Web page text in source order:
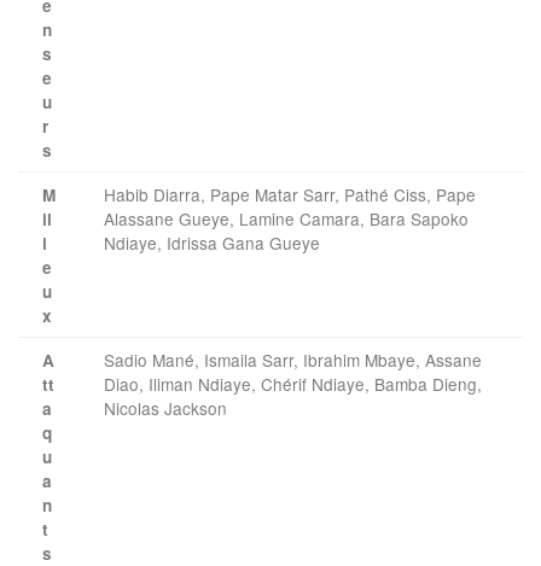
e
n
s
e
u
r
s
M
il
i
e
u
x
Habib Diarra, Pape Matar Sarr, Pathé Ciss, Pape
Alassane Gueye, Lamine Camara, Bara Sapoko
Ndiaye, Idrissa Gana Gueye
A
tt
a
q
u
a
n
t
s
Sadio Mané, Ismaila Sarr, Ibrahim Mbaye, Assane
Diao, Iliman Ndiaye, Chérif Ndiaye, Bamba Dieng,
Nicolas Jackson